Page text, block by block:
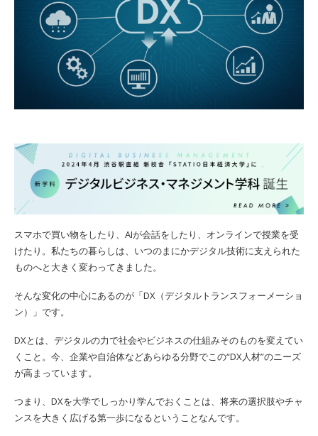
スマホで買い物をしたり、AIが会話をしたり、オンラインで授業を受
けたり。私たちの暮らしは、いつのまにかデジタル技術に支えられた
ものへと大きく変わってきました。
そんな変化の中心にあるのが「DX（デジタルトランスフォーメーショ
ン）」です。
DXとは、デジタルの力で社会やビジネスの仕組みそのものを変えてい
くこと。今、企業や自治体などあらゆる分野でこの“DX人材”のニーズ
が高まっています。
つまり、DXを大学でしっかり学んでおくことは、将来の選択肢やチャ
ンスを大きく広げる第一歩になるということなんです。